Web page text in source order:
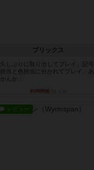
ブリックス
久しぶりに取り出してプレイ。記号
担当と色担当に分かれてプレイ。あ
かんか...
約3時間前
レビュー